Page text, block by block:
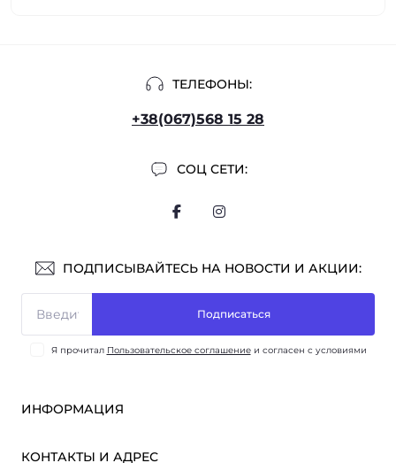
ТЕЛЕФОНЫ:
+38(067)568 15 28
СОЦ СЕТИ:
ПОДПИСЫВАЙТЕСЬ НА НОВОСТИ И АКЦИИ:
Подписаться
Я прочитал Пользовательское соглашениеи согласен с условиями
ИНФОРМАЦИЯ
КОНТАКТЫ И АДРЕС